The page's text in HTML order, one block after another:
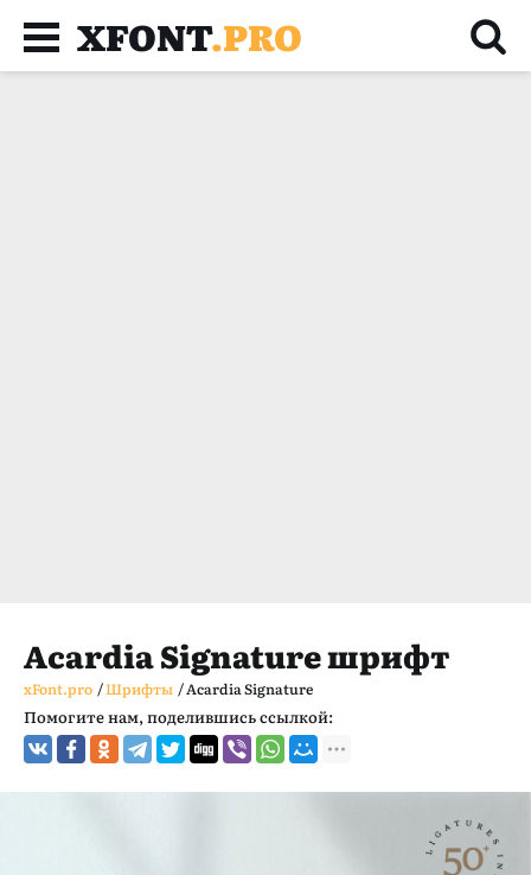
XFONT.PRO
Acardia Signature шрифт
xFont.pro /Шрифты /Acardia Signature
Помогите нам, поделившись ссылкой: